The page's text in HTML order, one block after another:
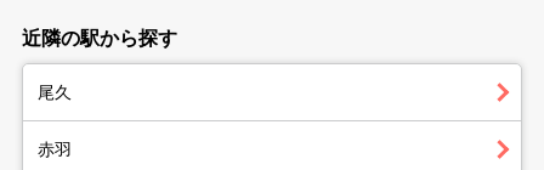
近隣の駅から探す
尾久
赤羽